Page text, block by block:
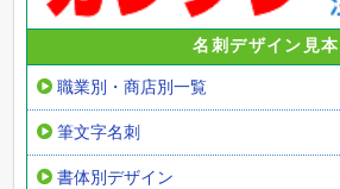
名刺デザイン見本
職業別・商店別一覧
筆文字名刺
書体別デザイン